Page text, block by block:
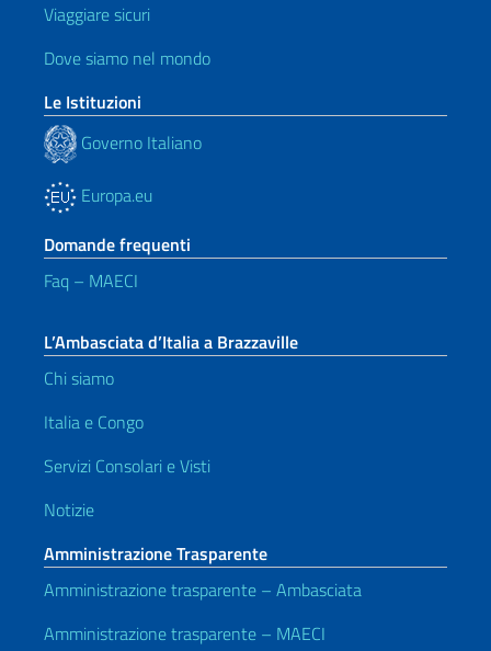
Viaggiare sicuri
Dove siamo nel mondo
Le Istituzioni
Governo Italiano
Europa.eu
Domande frequenti
Faq – MAECI
L’Ambasciata d’Italia a Brazzaville
Chi siamo
Italia e Congo
Servizi Consolari e Visti
Notizie
Amministrazione Trasparente
Amministrazione trasparente – Ambasciata
Amministrazione trasparente – MAECI